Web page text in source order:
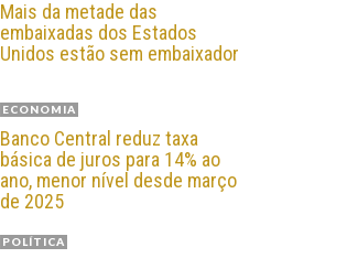
Mais da metade das
embaixadas dos Estados
Unidos estão sem embaixador
ECONOMIA
Banco Central reduz taxa
básica de juros para 14% ao
ano, menor nível desde março
de 2025
POLÍTICA